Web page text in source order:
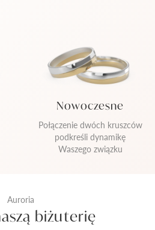
Nowoczesne
Połączenie dwóch kruszców
podkreśli dynamikę
Waszego związku
Auroria
biżuterię